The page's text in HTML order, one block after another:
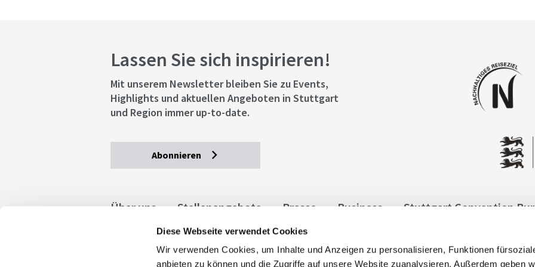
Diese Webseite verwendet Cookies
Wir verwenden Cookies, um Inhalte und Anzeigen zu personalisieren, Funktionen
anbieten zu können und die Zugriffe auf unsere Website zuanalysieren. Außerdem geben
Lassen Sie sich inspirieren!
Mit unserem Newsletter bleiben Sie zu Events,
Highlights und aktuellen Angeboten in Stuttgart
und Region immer up-to-date.
Abonnieren
Über uns Stellenangebote Presse Business Stuttgart Convention
Allgemeine Geschäftsbedingungen
stuttgart.de
Barrierefreiheit